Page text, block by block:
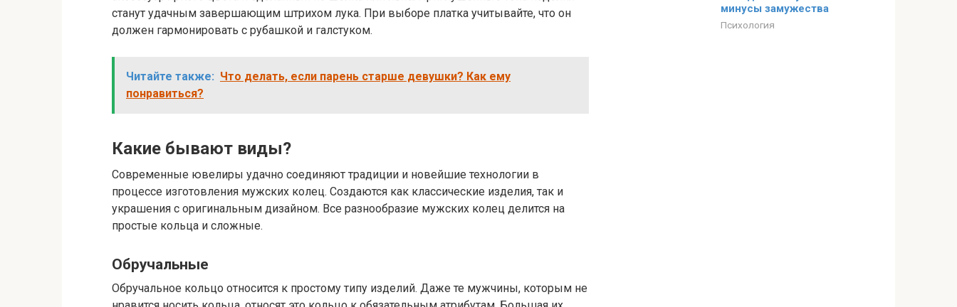
станут удачным завершающим штрихом лука. При выборе платка учитывайте, что он
должен гармонировать с рубашкой и галстуком.
Читайте также: Что делать, если парень старше девушки? Как ему
понравиться?
Какие бывают виды?
Современные ювелиры удачно соединяют традиции и новейшие технологии в
процессе изготовления мужских колец. Создаются как классические изделия, так и
украшения с оригинальным дизайном. Все разнообразие мужских колец делится на
простые кольца и сложные.
Обручальные
Обручальное кольцо относится к простому типу изделий. Даже те мужчины, которым не
минусы замужества
Психология